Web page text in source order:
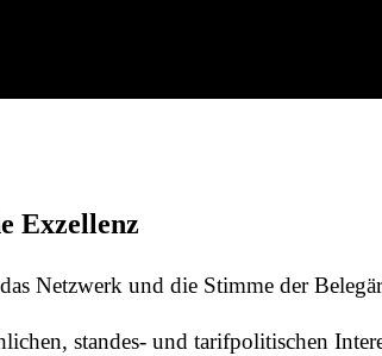
Exzellenz
Netzwerk und die Stimme der
standes- und tarifpolitischen